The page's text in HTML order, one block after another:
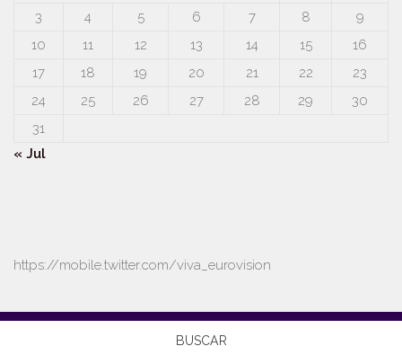
3
4 5 6 7 8
9
10
11 12 13 14 15
16
17
18 19 20 21 22
23
24
25 26 27 28 29
30
31
« Jul
https://mobile.twitter.com/viva_eurovision
BUSCAR